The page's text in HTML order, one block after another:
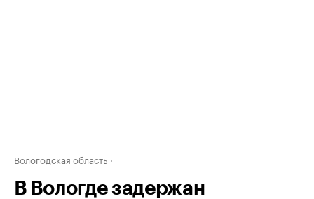
Вологодская область
В Вологде задержан